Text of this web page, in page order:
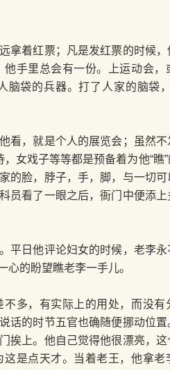
着红票；凡是发红票的时候，
手里总会有一份。上运动会，
袋的兵器。打了人家的脑袋
，就是个人的展览会；虽然不
女戏子等等都是预备着为他“瞧”
的脸，脖子，手，脚，与一切
员看了一眼之后，衙门中便添
日他评论妇女的时候，老李永
的盼望瞧老李一手儿。
，有实际上的用处，而没有
话的时节五官也确随便挪动位置
挨上。他自己觉得他很漂亮，
是点天才。当着老王，他拿老